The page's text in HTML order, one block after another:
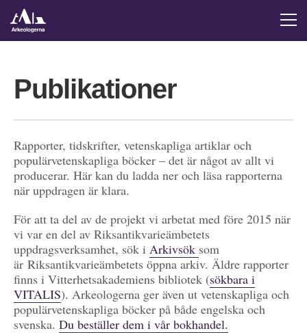
Publikationer
Rapporter, tidskrifter, vetenskapliga artiklar och
populärvetenskapliga böcker – det är något av allt vi
producerar. Här kan du ladda ner och läsa rapporterna
när uppdragen är klara.
För att ta del av de projekt vi arbetat med före 2015 när
vi var en del av Riksantikvarieämbetets
uppdragsverksamhet, sök i Arkivsök som
är Riksantikvarieämbetets öppna arkiv. Äldre rapporter
finns i Vitterhetsakademiens bibliotek (sökbara i
VITALIS). Arkeologerna ger även ut vetenskapliga och
populärvetenskapliga böcker på både engelska och
svenska. Du beställer dem i vår bokhandel.